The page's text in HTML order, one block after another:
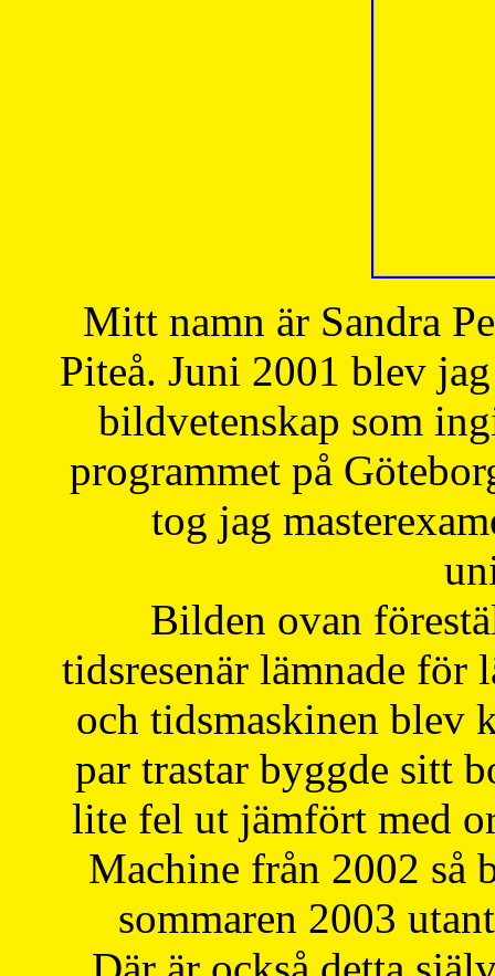
Mitt namn är Sandra
Piteå. Juni 2001 blev
bildvetenskap som
programmet på
tog jag
Bilden ovan
tidsresenär lämnade för
och tidsmaskinen blev
par trastar byggde sitt
lite fel ut jämfört med
Machine från 2002 så
sommaren 2003